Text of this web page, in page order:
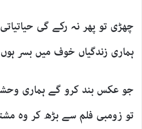
چھڑی تو پھر نہ رکے گی
ہماری زندگیاں خوف میں بسر
جو عکس بند کرو گے ہماری
تو زومبی فلم سے بڑھ کر وہ